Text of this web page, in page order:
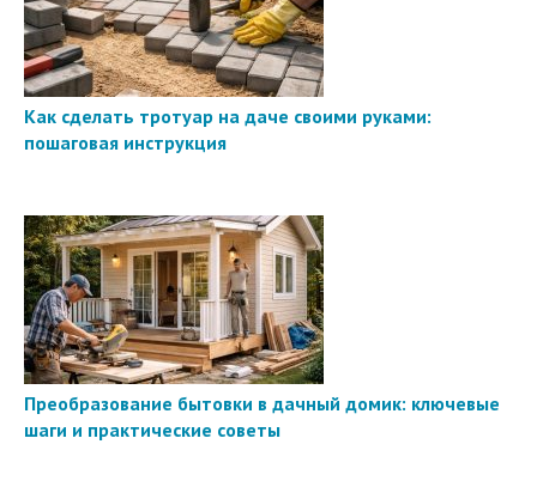
Как сделать тротуар на даче своими руками:
пошаговая инструкция
Преобразование бытовки в дачный домик: ключевые
шаги и практические советы